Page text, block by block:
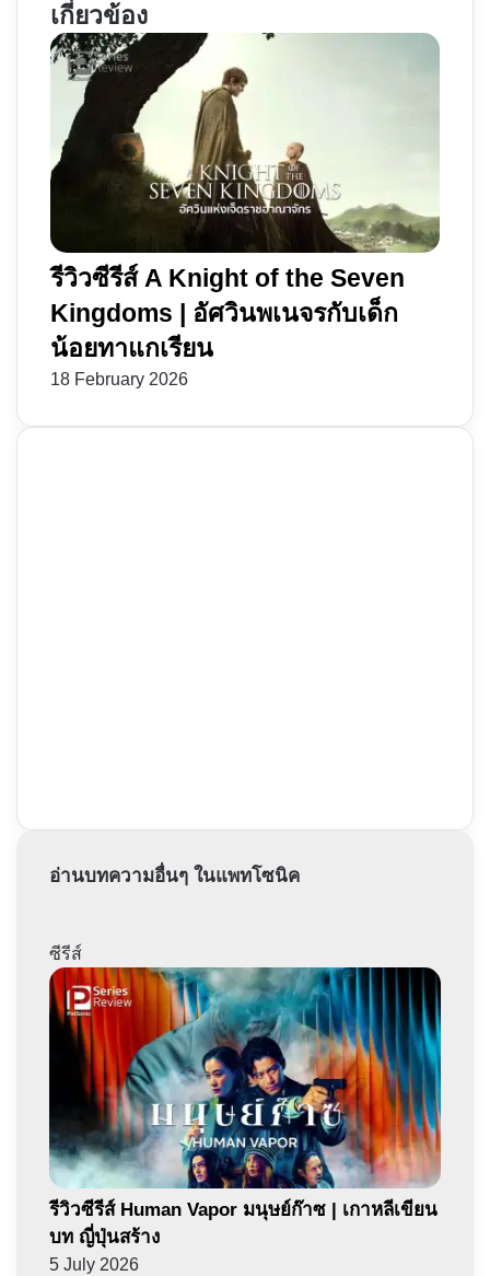
ถูก
สั่ง
ปิด
และ
ตัวอย่าง
ฟัน
เท่า
เทียม
เกี่ยวข้อง
รีวิวซีรีส์ A Knight of the Seven
Kingdoms | อัศวินพเนจรกับเด็ก
น้อยทาแกเรียน
18 February 2026
อ่านบทความอื่นๆ ในแพทโซนิค
ซีรีส์
รีวิวซีรีส์ Human Vapor มนุษย์ก๊าซ | เกาหลีเขียน
บท ญี่ปุ่นสร้าง
5 July 2026